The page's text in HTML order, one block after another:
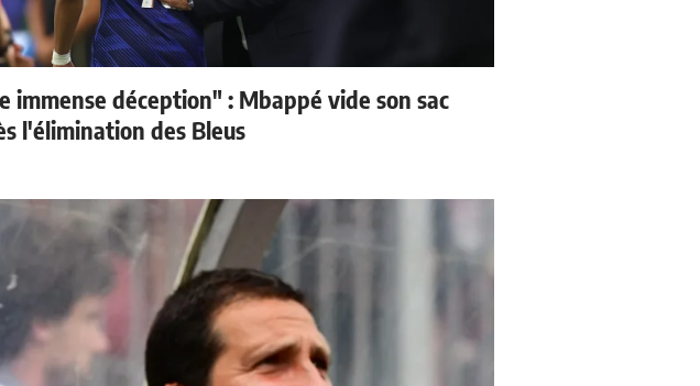
immense déception" : Mbappé vide son sac
l'élimination des Bleus